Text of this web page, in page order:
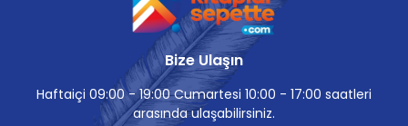
Bize Ulaşın
Haftaiçi 09:00 - 19:00 Cumartesi 10:00 - 17:00 saatleri
arasında ulaşabilirsiniz.